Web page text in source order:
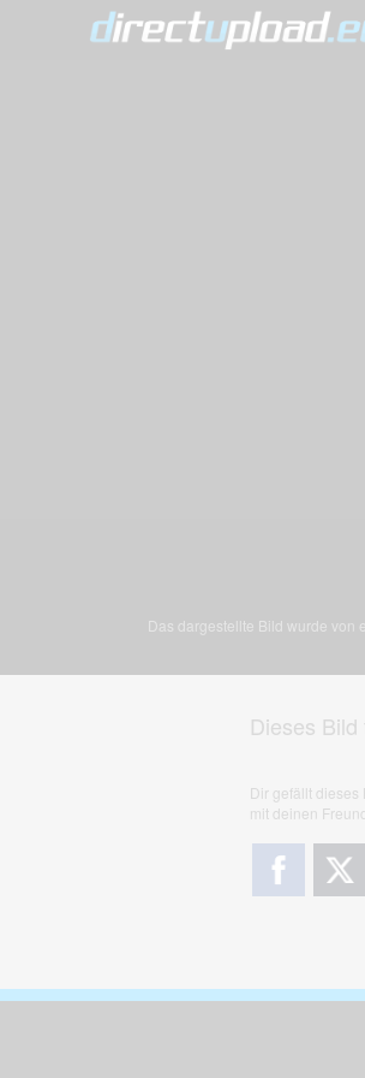
Das dargestellte Bild wurde von
Dieses Bild
Dir gefällt dieses
mit deinen